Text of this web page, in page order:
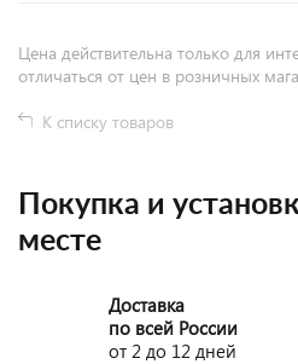
Цена действительна только для
отличаться от цен в розничных
К списку товаров
Покупка и
месте
Доставка
по всей России
от 2 до 12 дней